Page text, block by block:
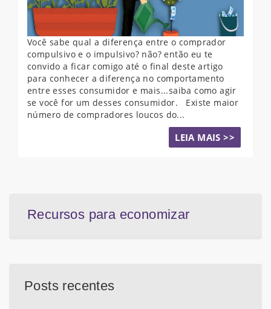
Você sabe qual a diferença entre o comprador
compulsivo e o impulsivo? não? então eu te
convido a ficar comigo até o final deste artigo
para conhecer a diferença no comportamento
entre esses consumidor e mais...saiba como agir
se você for um desses consumidor. Existe maior
número de compradores loucos do...
LEIA MAIS >>
Recursos para economizar
Posts recentes